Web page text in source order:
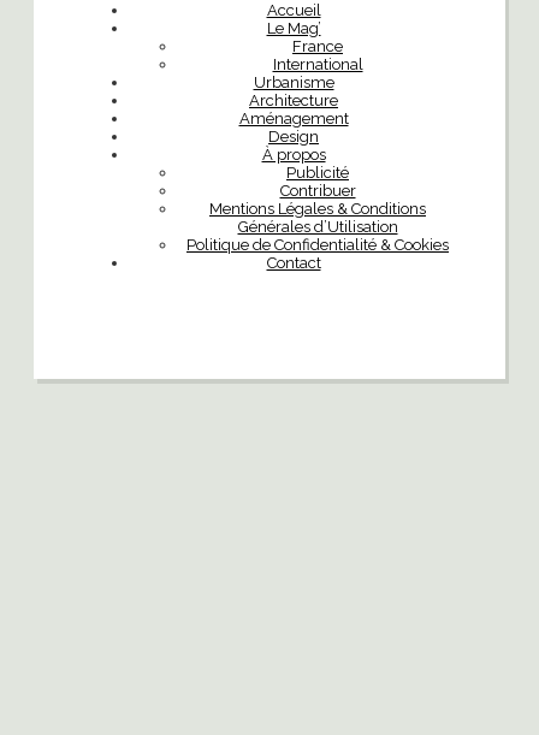
Accueil
Le Mag’
France
International
Urbanisme
Architecture
Aménagement
Design
À propos
Publicité
Contribuer
Mentions Légales & Conditions
Générales d’Utilisation
Politique de Confidentialité & Cookies
Contact